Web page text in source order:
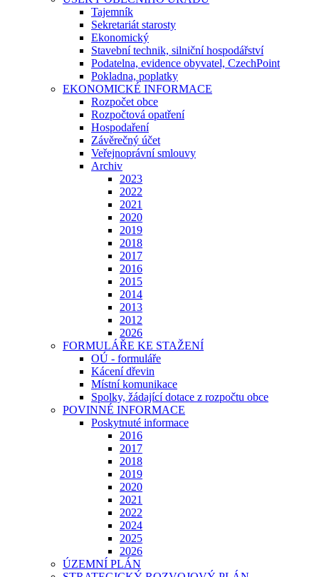
Tajemník
Sekretariát starosty
Ekonomický
Stavební technik, silniční hospodářství
Podatelna, evidence obyvatel, CzechPoint
Pokladna, poplatky
EKONOMICKÉ INFORMACE
Rozpočet obce
Rozpočtová opatření
Hospodaření
Závěrečný účet
Veřejnoprávní smlouvy
Archiv
2023
2022
2021
2020
2019
2018
2017
2016
2015
2014
2013
2012
2026
FORMULÁŘE KE STAŽENÍ
OÚ - formuláře
Kácení dřevin
Místní komunikace
Spolky, žádající dotace z rozpočtu obce
POVINNÉ INFORMACE
Poskytnuté informace
2016
2017
2018
2019
2020
2021
2022
2024
2025
2026
ÚZEMNÍ PLÁN